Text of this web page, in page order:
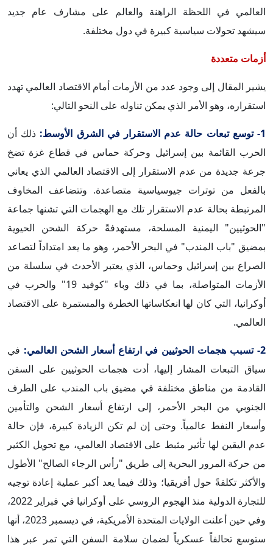
العالمي في اللحظة الراهنة والعالم على مشارف عام جديد
سيشهد تحولات سياسية كبيرة في دول مختلفة.
أزمات متعددة
يشير المقال إلى وجود عدد من الأزمات أمام الاقتصاد العالمي تهدد
استقراره، وهو الأمر الذي يمكن تناوله على النحو التالي:
1- توسع تبعات حالة عدم الاستقرار في الشرق الأوسط:
ذلك أن
الحرب القائمة بين إسرائيل وحركة حماس في قطاع غزة تضخ
جرعة جديدة من عدم الاستقرار إلى الاقتصاد العالمي الذي يعاني
بالفعل من توترات جيوسياسية متصاعدة. وتتضاعف المخاوف
المرتبطة بحالة عدم الاستقرار تلك مع الهجمات التي تشنها جماعة
"الحوثيين" اليمنية المسلحة، مستهدفةً حركة الشحن الحيوية
بمضيق "باب المندب" في البحر الأحمر، وهو ما يعد امتداداً لتصاعد
الصراع بين إسرائيل وحماس، الذي يعتبر الأحدث في سلسلة من
الأزمات المتواصلة، بما في ذلك وباء "كوفيد 19" والحرب في
أوكرانيا، التي كان لها انعكاساتها الخطرة والمستمرة على الاقتصاد
العالمي.
2- تسبب هجمات الحوثيين في ارتفاع أسعار الشحن العالمي:
في
سياق التبعات المشار إليها، أدت هجمات الحوثيين على السفن
القادمة من مناطق مختلفة في مضيق باب المندب على الطرف
الجنوبي من البحر الأحمر، إلى ارتفاع أسعار الشحن والتأمين
وأسعار النفط عالمياً. وحتى إن لم تكن الزيادة كبيرة، فإن حالة
عدم اليقين لها تأثير مثبط على الاقتصاد العالمي، مع تحويل الكثير
من حركة المرور البحرية إلى طريق "رأس الرجاء الصالح" الأطول
والأكثر تكلفةً حول أفريقيا؛ وذلك فيما يعد أكبر عملية إعادة توجيه
للتجارة الدولية منذ الهجوم الروسي على أوكرانيا في فبراير 2022،
وفي حين أعلنت الولايات المتحدة الأمريكية، في ديسمبر 2023، أنها
ستوسع تحالفاً عسكرياً لضمان سلامة السفن التي تمر عبر هذا